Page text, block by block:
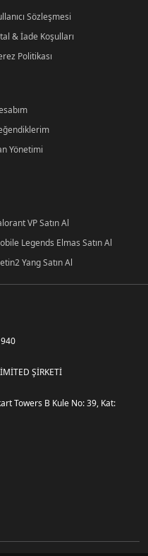
Sözleşmesi
& İade Koşulları
Politikası
Yönetimi
VP Satın Al
Legends Elmas Satın Al
Yang Satın Al
ŞİRKETİ
Towers B Kule No: 39, Kat: